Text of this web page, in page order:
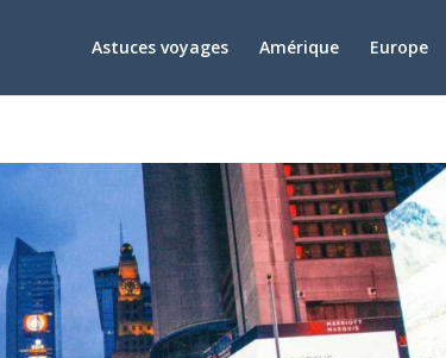
Astuces voyages Amérique Europe